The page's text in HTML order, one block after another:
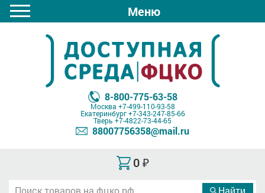
Меню
8-800-775-63-58
Москва +7-499-110-93-58
Екатеринбург+7-343-247-85-66
Тверь +7-4822-73-44-65
88007756358@mail.ru
0 ₽